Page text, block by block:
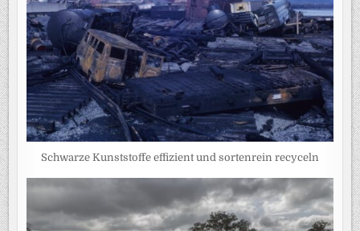
Schwarze Kunststoffe effizient und sortenrein recyceln